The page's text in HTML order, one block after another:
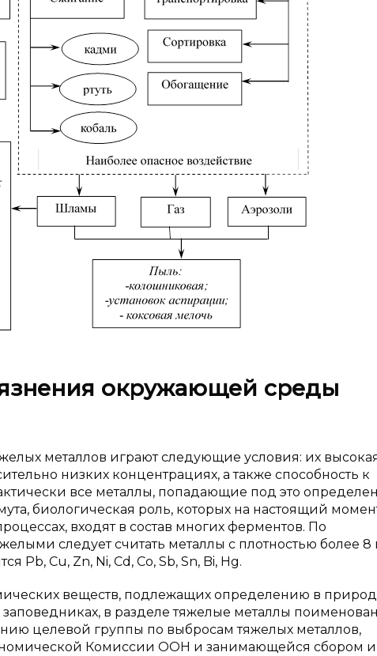
окружающей среды
металлов играют следующие условия: их
низких концентрациях, а также способность к
все металлы, попадающие под это
биологическая роль, которых на настоящий
входят в состав многих ферментов. По
следует считать металлы с плотностью более 8
Pb, Cu, Zn, Ni, Cd, Co, Sb, Sn, Bi, Hg.
веществ, подлежащих определению в
в разделе тяжелые металлы
целевой группы по выбросам тяжелых металлов,
Комиссии ООН и занимающейся сбором и